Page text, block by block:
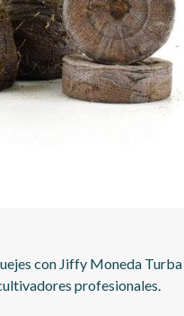
con Jiffy Moneda Turba
profesionales.